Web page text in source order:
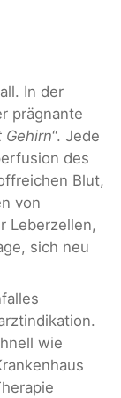
In der
prägnante
Gehirn“. Jede
des
Blut,
von
Leberzellen,
sich neu
wie